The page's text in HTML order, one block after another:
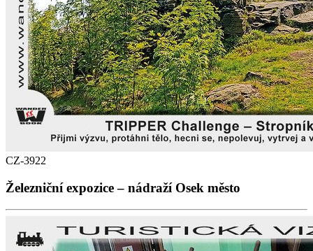
CZ-3922
Železniční expozice – nádraží Osek město